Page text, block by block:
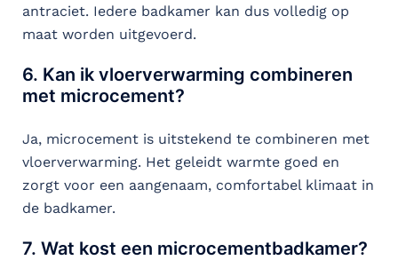
antraciet. Iedere badkamer kan dus volledig op
maat worden uitgevoerd.
6. Kan ik vloerverwarming combineren
met microcement?
Ja, microcement is uitstekend te combineren met
vloerverwarming. Het geleidt warmte goed en
zorgt voor een aangenaam, comfortabel klimaat in
de badkamer.
7. Wat kost een microcementbadkamer?